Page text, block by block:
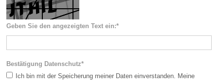
Geben Sie den angezeigten Text ein:*
Bestätigung Datenschutz*
Ich bin mit der Speicherung meiner Daten einverstanden. Meine